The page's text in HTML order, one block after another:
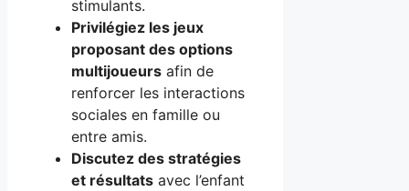
stimulants.
Privilégiez les jeux
proposant des options
multijoueurs afin de
renforcer les interactions
sociales en famille ou
entre amis.
Discutez des stratégies
et résultats avec l’enfant